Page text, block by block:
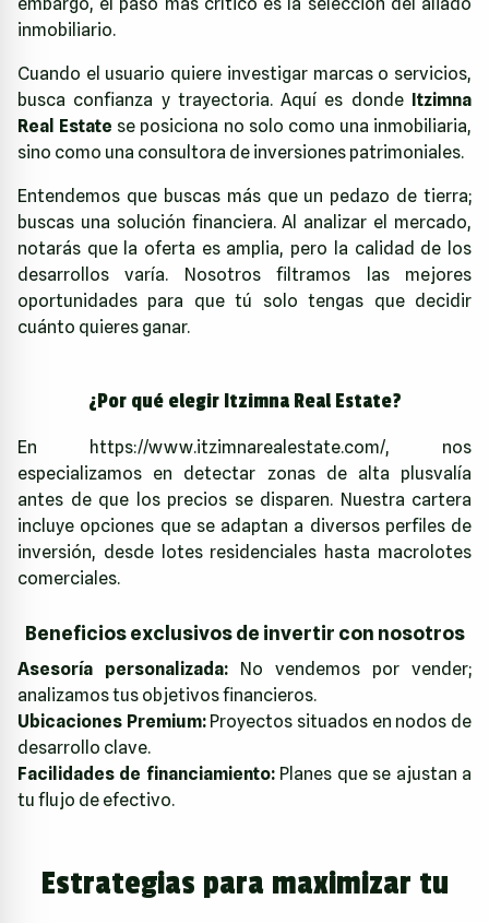
inmobiliario.
Cuando el usuario quiere investigar marcas o servicios,
busca confianza y trayectoria. Aquí es donde Itzimna
Real Estate se posiciona no solo como una inmobiliaria,
sino como una consultora de inversiones patrimoniales.
Entendemos que buscas más que un pedazo de tierra;
buscas una solución financiera. Al analizar el mercado,
notarás que la oferta es amplia, pero la calidad de los
desarrollos varía. Nosotros filtramos las mejores
oportunidades para que tú solo tengas que decidir
cuánto quieres ganar.
¿Por qué elegir Itzimna Real Estate?
En https://www.itzimnarealestate.com/, nos
especializamos en detectar zonas de alta plusvalía
antes de que los precios se disparen. Nuestra cartera
incluye opciones que se adaptan a diversos perfiles de
inversión, desde lotes residenciales hasta macrolotes
comerciales.
Beneficios exclusivos de invertir con nosotros
Asesoría personalizada: No vendemos por vender;
analizamos tus objetivos financieros.
Ubicaciones Premium:Proyectos situados en nodos de
desarrollo clave.
Facilidades de financiamiento:Planes que se ajustan a
tu flujo de efectivo.
Estrategias para maximizar tu